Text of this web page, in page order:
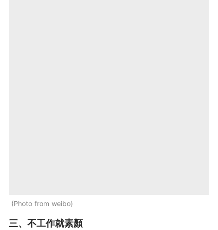
Photo from weibo
三、不工作就素顏